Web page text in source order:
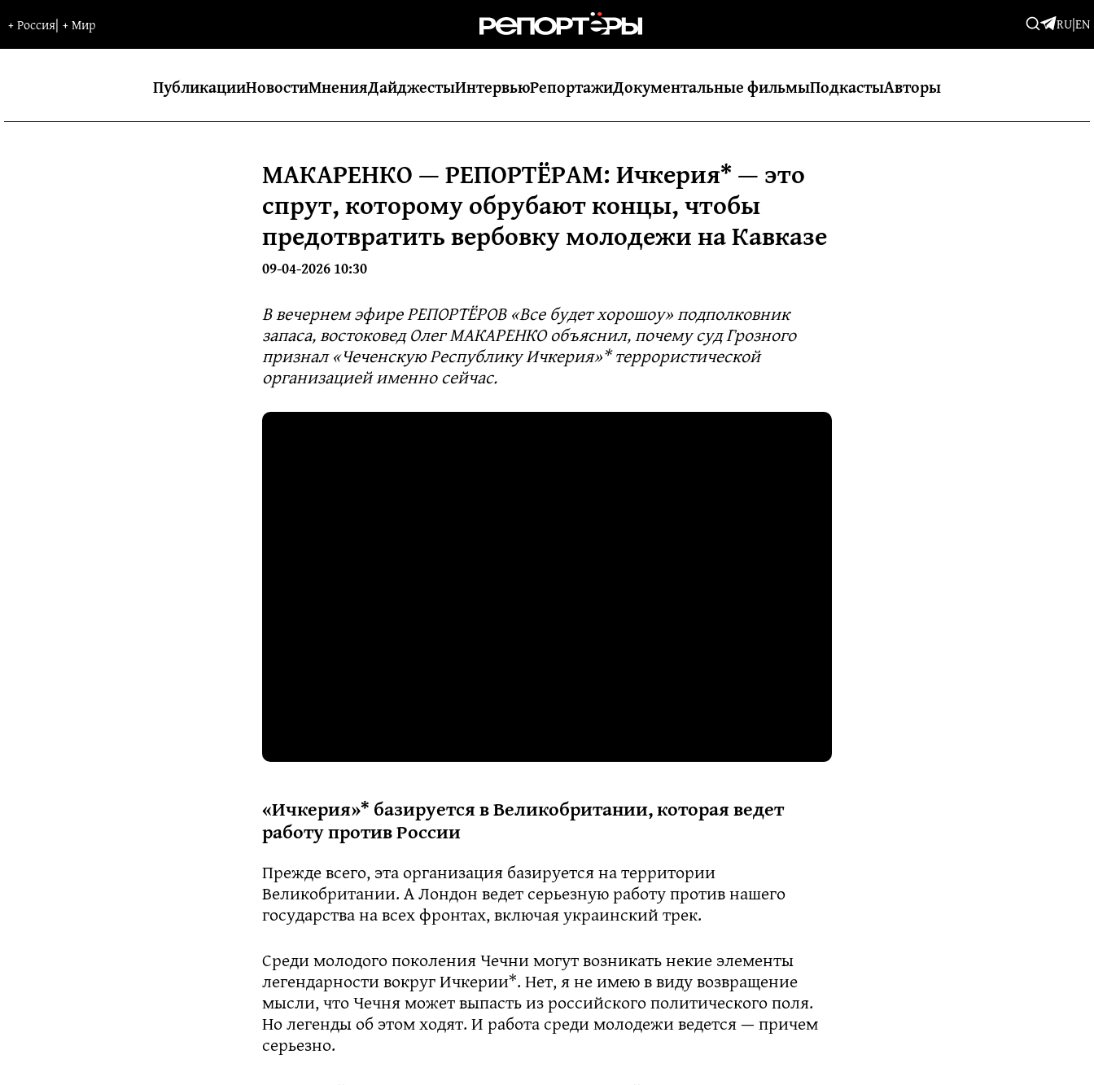
+Россия| +Мир RU|EN
ПубликацииНовостиМненияДайджестыИнтервьюРепортажиДокументальные фильмыПодкастыАвторы
МАКАРЕНКО — РЕПОРТЁРАМ: Ичкерия* — это
спрут, которому обрубают концы, чтобы
предотвратить вербовку молодежи на Кавказе
09-04-2026 10:30
В вечернем эфире РЕПОРТЁРОВ «Все будет хорошоу» подполковник
запаса, востоковед Олег МАКАРЕНКО объяснил, почему суд Грозного
признал «Чеченскую Республику Ичкерия»* террористической
организацией именно сейчас.
«Ичкерия»* базируется в Великобритании, которая ведет
работу против России
Прежде всего, эта организация базируется на территории
Великобритании. А Лондон ведет серьезную работу против нашего
государства на всех фронтах, включая украинский трек.
Среди молодого поколения Чечни могут возникать некие элементы
легендарности вокруг Ичкерии*. Нет, я не имею в виду возвращение
мысли, что Чечня может выпасть из российского политического поля.
Но легенды об этом ходят. И работа среди молодежи ведется — причем
серьезно.